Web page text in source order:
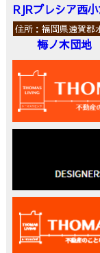
RJRプレシア西
住所：福岡県遠賀
梅ノ木団地